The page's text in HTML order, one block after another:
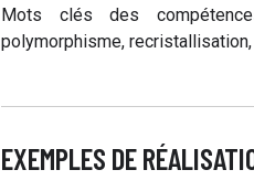
Mots clés des
polymorphisme,
EXEMPLES DE